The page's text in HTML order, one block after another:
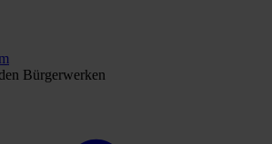
Bürgerwerken